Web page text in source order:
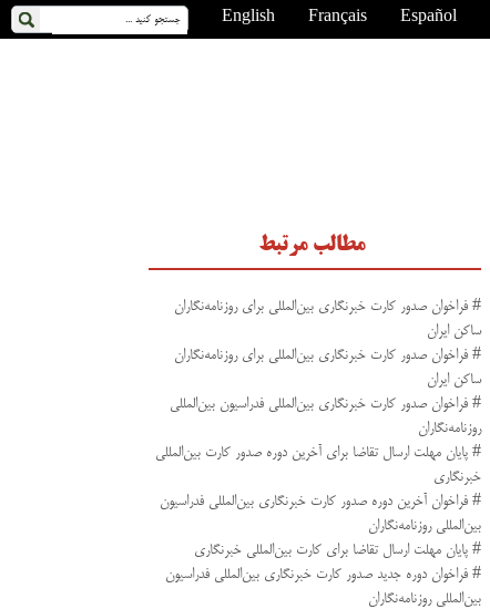
English Français Español
مطالب مرتبط
# فراخوان صدور کارت خبرنگاری بین‌المللی برای روزنامه‌نگاران
ساکن ایران
# فراخوان صدور کارت خبرنگاری بین‌المللی برای روزنامه‌نگاران
ساکن ایران
# فراخوان صدور کارت خبرنگاری بین‌المللی فدراسیون بین‌المللی
روزنامه‌نگاران
# پایان مهلت ارسال تقاضا برای آخرین دوره صدور کارت بین‌المللی
خبرنگاری
# فراخوان آخرین دوره صدور کارت خبرنگاری بین‌المللی فدراسیون
بین‌المللی روزنامه‌نگاران
# پایان مهلت ارسال تقاضا برای کارت بین‌المللی خبرنگاری
# فراخوان دوره جدید صدور کارت خبرنگاری بین‌المللی فدراسیون
بین‌المللی روزنامه‌نگاران